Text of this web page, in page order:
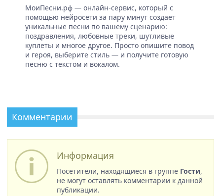
МоиПесни.рф — онлайн-сервис, который с
помощью нейросети за пару минут создает
уникальные песни по вашему сценарию:
поздравления, любовные треки, шутливые
куплеты и многое другое. Просто опишите повод
и героя, выберите стиль — и получите готовую
песню с текстом и вокалом.
Комментарии
Информация
Посетители, находящиеся в группе Гости,
не могут оставлять комментарии к данной
публикации.